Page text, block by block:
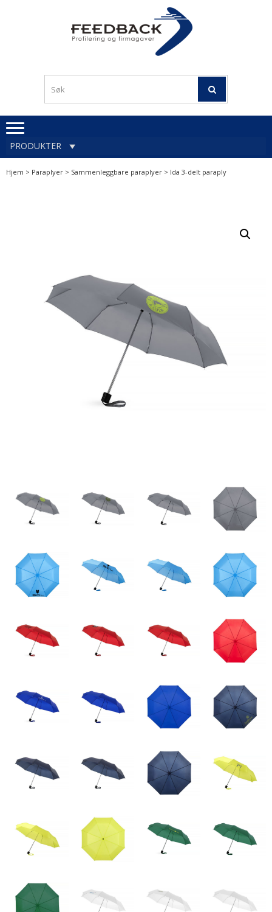
PRODUKTER
Hjem > Paraplyer > Sammenleggbare paraplyer > Ida 3-delt paraply